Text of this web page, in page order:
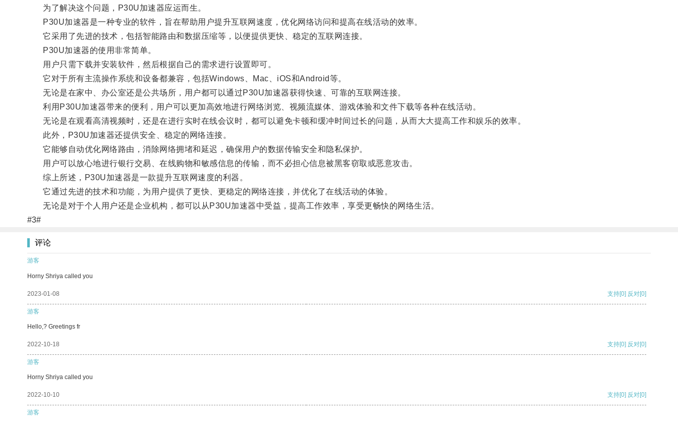
为了解决这个问题，P30U加速器应运而生。
P30U加速器是一种专业的软件，旨在帮助用户提升互联网速度，优化网络访问和提高在线活动的效率。
它采用了先进的技术，包括智能路由和数据压缩等，以便提供更快、稳定的互联网连接。
P30U加速器的使用非常简单。
用户只需下载并安装软件，然后根据自己的需求进行设置即可。
它对于所有主流操作系统和设备都兼容，包括Windows、Mac、iOS和Android等。
无论是在家中、办公室还是公共场所，用户都可以通过P30U加速器获得快速、可靠的互联网连接。
利用P30U加速器带来的便利，用户可以更加高效地进行网络浏览、视频流媒体、游戏体验和文件下载等各种在线活动。
无论是在观看高清视频时，还是在进行实时在线会议时，都可以避免卡顿和缓冲时间过长的问题，从而大大提高工作和娱乐的效率。
此外，P30U加速器还提供安全、稳定的网络连接。
它能够自动优化网络路由，消除网络拥堵和延迟，确保用户的数据传输安全和隐私保护。
用户可以放心地进行银行交易、在线购物和敏感信息的传输，而不必担心信息被黑客窃取或恶意攻击。
综上所述，P30U加速器是一款提升互联网速度的利器。
它通过先进的技术和功能，为用户提供了更快、更稳定的网络连接，并优化了在线活动的体验。
无论是对于个人用户还是企业机构，都可以从P30U加速器中受益，提高工作效率，享受更畅快的网络生活。
#3#
评论
游客
Horny Shriya called you
2023-01-08 支持[0] 反对[0]
游客
Hello,? Greetings fr
2022-10-18 支持[0] 反对[0]
游客
Horny Shriya called you
2022-10-10 支持[0] 反对[0]
游客